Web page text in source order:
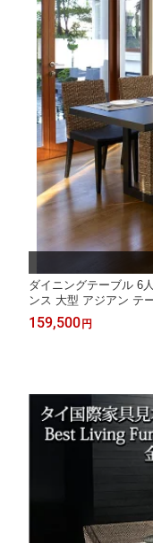
ダイニングテーブル 6
ンス 大型 アジアン テ
ト バリ 高級 アジアン
【在庫販売品・即納可能
159,500 円